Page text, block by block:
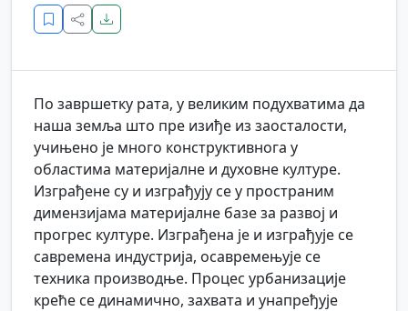
По завршетку рата, у великим подухватима да
наша земља што пре изиђе из заосталости,
учињено је много конструктивнога у
областима материјалне и духовне културе.
Изграђене су и изграђују се у пространим
димензијама материјалне базе за развој и
прогрес културе. Изграђена је и изграђује се
савремена индустрија, осавремењује се
техника производње. Процес урбанизације
креће се динамично, захвата и унапређује